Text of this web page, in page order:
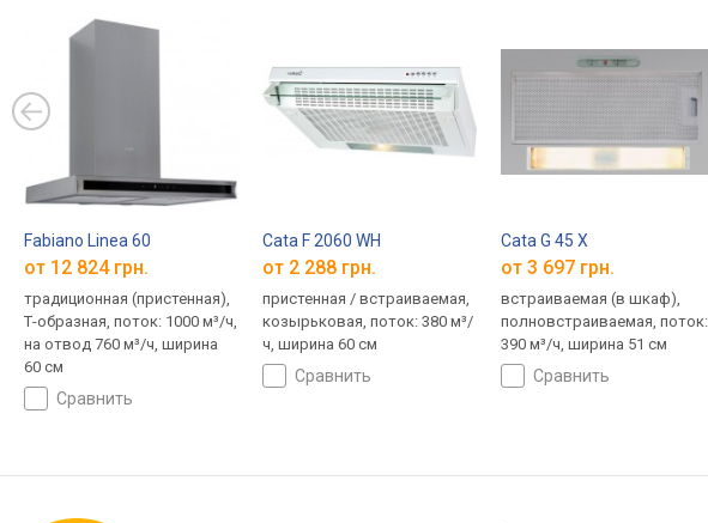
Fabiano Linea 60
от 12 824 грн.
традиционная (пристенная),
Т-образная, поток: 1000 м³/ч,
на отвод 760 м³/ч, ширина
60 см
сравнить
Cata F 2060 WH
от 2 288 грн.
пристенная / встраиваемая,
козырьковая, поток: 380 м³/
ч, ширина 60 см
сравнить
Cata G 45 X
от 3 697 грн.
встраиваемая (в шкаф),
полновстраиваемая, поток:
390 м³/ч, ширина 51 см
сравнить